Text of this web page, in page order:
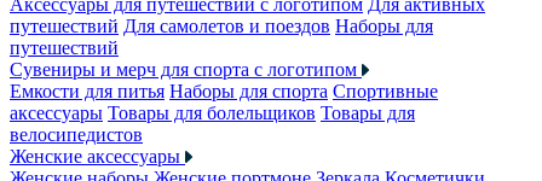
Аксессуары для путешествий с логотипом Для активных
путешествий Для самолетов и поездов Наборы для
путешествий
Сувениры и мерч для спорта с логотипом
Емкости для питья Наборы для спорта Спортивные
аксессуары Товары для болельщиков Товары для
велосипедистов
Женские аксессуары